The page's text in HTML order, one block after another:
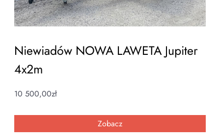
Niewiadów NOWA LAWETA Jupiter
4x2m
10 500,00zł
Zobacz